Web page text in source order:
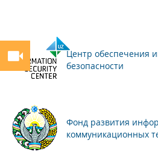
Центр обеспечения
безопасности
Фонд развития
коммуникационных